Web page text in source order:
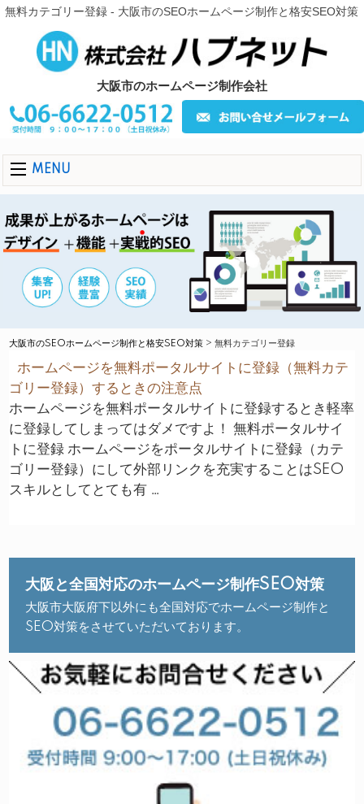
無料カテゴリー登録 - 大阪市のSEOホームページ制作と格安SEO対策
大阪市のホームページ制作会社
MENU
大阪市のSEOホームページ制作と格安SEO対策 >無料カテゴリー登録
ホームページを無料ポータルサイトに登録（無料カテ
ゴリー登録）するときの注意点
ホームページを無料ポータルサイトに登録するとき軽率
に登録してしまってはダメですよ！ 無料ポータルサイ
トに登録 ホームページをポータルサイトに登録（カテ
ゴリー登録）にして外部リンクを充実することはSEO
スキルとしてとても有 …
大阪と全国対応のホームページ制作SEO対策
大阪市大阪府下以外にも全国対応でホームページ制作と
SEO対策をさせていただいております。